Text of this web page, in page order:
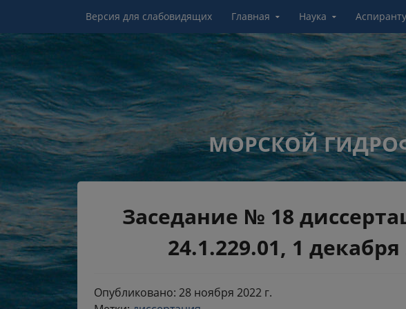
Версия для слабовидящих Главная Наука
МОРСКОЙ
Заседание № 18
24.1.229.01, 1 декабря
Опубликовано: 28 ноября 2022 г.